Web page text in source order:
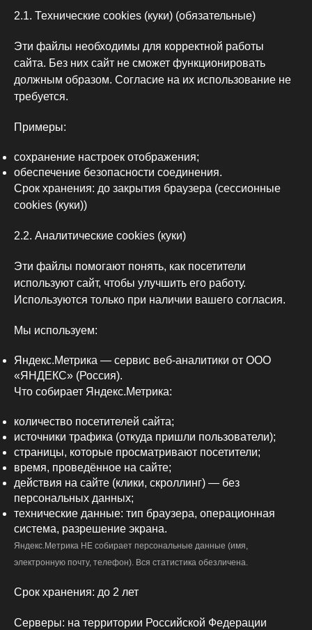
2.1. Технические cookies (куки) (обязательные)
Эти файлы необходимы для корректной работы
сайта. Без них сайт не сможет функционировать
должным образом. Согласие на их использование не
требуется.
Примеры:
сохранение настроек отображения;
обеспечение безопасности соединения.
Срок хранения: до закрытия браузера (сессионные
cookies (куки))
2.2. Аналитические cookies (куки)
Эти файлы помогают понять, как посетители
используют сайт, чтобы улучшить его работу.
Используются только при наличии вашего согласия.
Мы используем:
Яндекс.Метрика — сервис веб-аналитики от ООО
«ЯНДЕКС» (Россия).
Что собирает Яндекс.Метрика:
количество посетителей сайта;
источники трафика (откуда пришли пользователи);
страницы, которые просматривают посетители;
время, проведённое на сайте;
действия на сайте (клики, скроллинг) — без
персональных данных;
технические данные: тип браузера, операционная
система, разрешение экрана.
Яндекс.Метрика НЕ собирает персональные данные (имя,
электронную почту, телефон). Вся статистика обезличена.
Срок хранения: до 2 лет
Серверы: на территории Российской Федерации